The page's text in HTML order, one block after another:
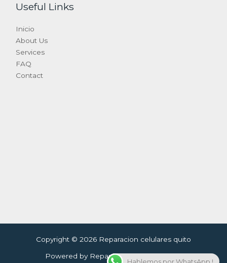
Useful Links
Inicio
About Us
Services
FAQ
Contact
Copyright © 2026 Reparacion celulares quito
Powered by Reparacion celulares quito